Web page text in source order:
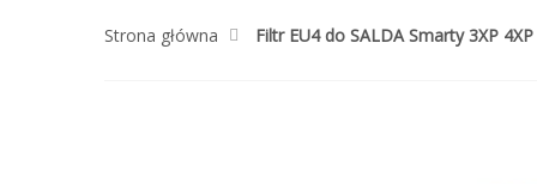
Strona główna Filtr EU4 do SALDA Smarty 3XP